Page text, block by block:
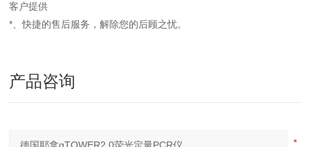
客户提供
*、快捷的售后服务，解除您的后顾之忧。
产品咨询